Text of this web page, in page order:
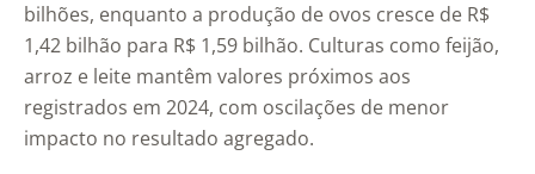
bilhões, enquanto a produção de ovos cresce de R$
1,42 bilhão para R$ 1,59 bilhão. Culturas como feijão,
arroz e leite mantêm valores próximos aos
registrados em 2024, com oscilações de menor
impacto no resultado agregado.